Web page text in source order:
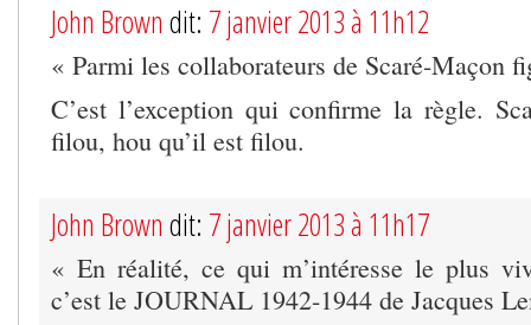
John Brown dit: 7 janvier 2013 à 11h12
« Parmi les collaborateurs de Scaré-Maçon
C’est l’exception qui confirme la règle.
filou, hou qu’il est filou.
John Brown dit: 7 janvier 2013 à 11h17
« En réalité, ce qui m’intéresse le plus
c’est le JOURNAL 1942-1944 de Jacques